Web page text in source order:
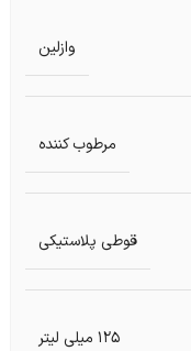
وازلین
مرطوب کننده
قوطی پلاستیکی
125 میلی لیتر